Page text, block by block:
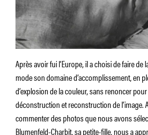
Après avoir fui l’Europe, il a choisi de faire
mode son domaine d’accomplissement, en
d’explosion de la couleur, sans renoncer
déconstruction et reconstruction de l’image.
commenter des photos que nous avons
Blumenfeld-Charbit, sa petite-fille, nous a